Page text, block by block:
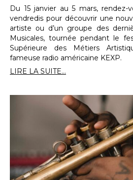
Du 15 janvier au 5 mars,
vendredis pour découvrir une
artiste ou d’un groupe des
Musicales, tournée pendant le
Supérieure des Métiers
fameuse radio américaine KEXP.
LIRE LA SUITE...